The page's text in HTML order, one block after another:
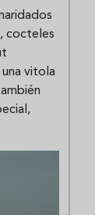
cocteles
vitola